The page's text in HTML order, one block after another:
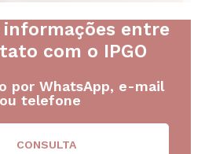
informações entre
com o IPGO
por WhatsApp, e-mail
ou telefone
CONSULTA